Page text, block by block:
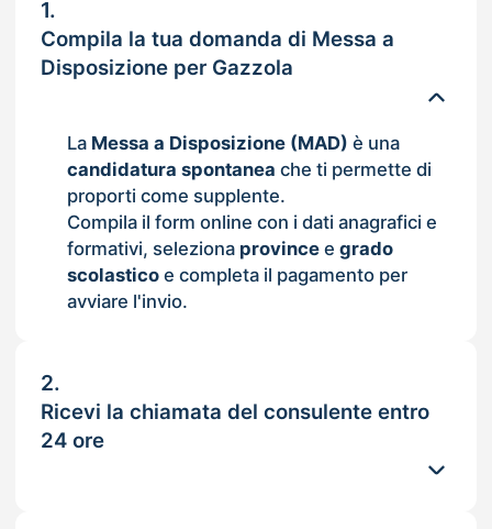
1.
Compila la tua domanda di Messa a
Disposizione per Gazzola
La Messa a Disposizione (MAD) è una
candidatura spontanea che ti permette di
proporti come supplente.
Compila il form online con i dati anagrafici e
formativi, seleziona provincee grado
scolasticoe completa il pagamento per
avviare l'invio.
2.
Ricevi la chiamata del consulente entro
24 ore